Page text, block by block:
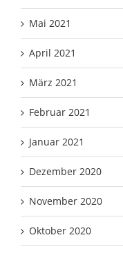
Mai 2021
April 2021
März 2021
Februar 2021
Januar 2021
Dezember 2020
November 2020
Oktober 2020